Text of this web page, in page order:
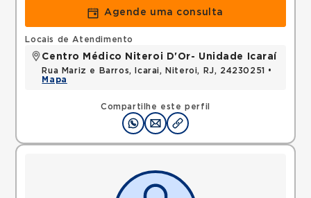
Agende uma consulta
Compartilhe este perfil
Locais de Atendimento
Centro Médico Niteroi D'Or- Unidade Icaraí
Rua Mariz e Barros, Icarai, Niteroi, RJ, 24230251 •
Mapa